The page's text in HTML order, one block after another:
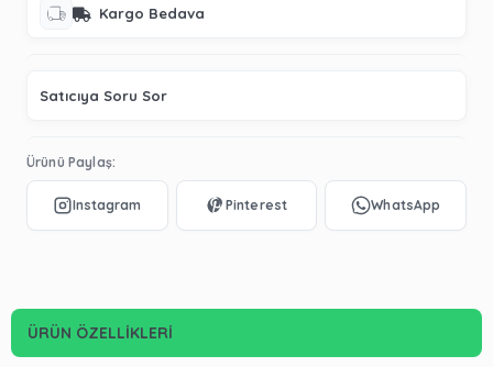
Kargo Bedava
Satıcıya Soru Sor
Ürünü Paylaş:
ÜRÜN ÖZELLIKLERI